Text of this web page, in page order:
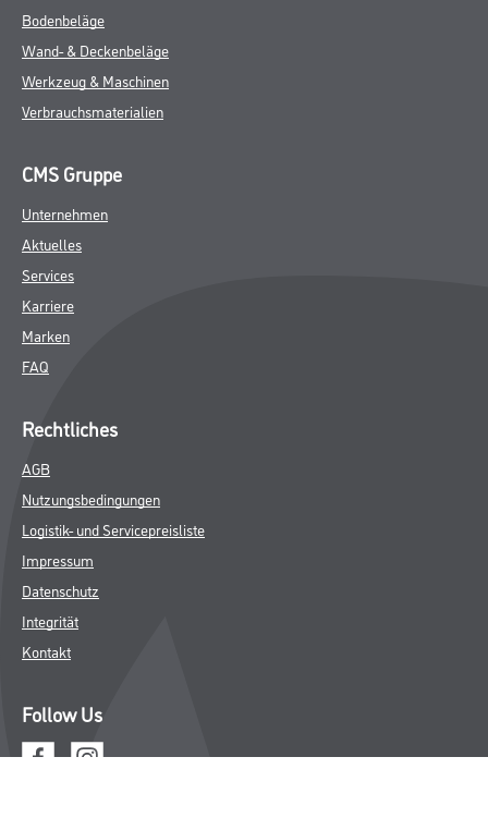
Bodenbeläge
Wand- & Deckenbeläge
Werkzeug & Maschinen
Verbrauchsmaterialien
CMS Gruppe
Unternehmen
Aktuelles
Services
Karriere
Marken
FAQ
Rechtliches
AGB
Nutzungsbedingungen
Logistik- und Servicepreisliste
Impressum
Datenschutz
Integrität
Kontakt
Follow Us